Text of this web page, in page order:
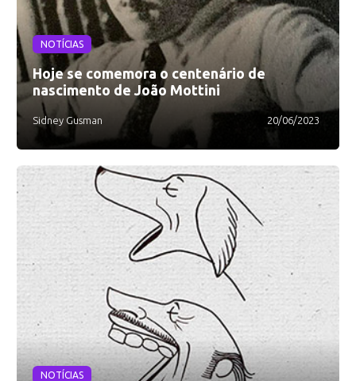
NOTÍCIAS
Hoje se comemora o centenário de
nascimento de João Mottini
Sidney Gusman 20/06/2023
NOTÍCIAS